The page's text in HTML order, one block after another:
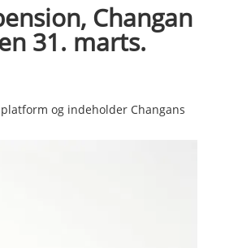
Changan
31. marts.
og indeholder Changans